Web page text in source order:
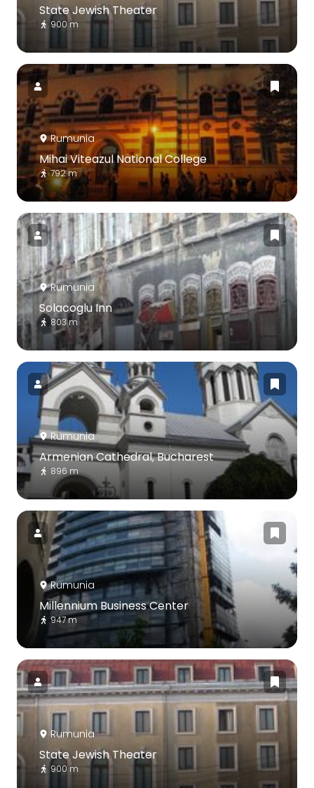
State Jewish Theater
900 m
Rumunia
Mihai Viteazul National College
792 m
Rumunia
Solacoglu Inn
803 m
Rumunia
Armenian Cathedral, Bucharest
896 m
Rumunia
Millennium Business Center
947 m
Rumunia
State Jewish Theater
900 m